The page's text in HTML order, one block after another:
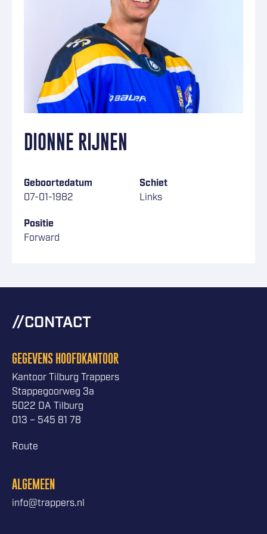
DIONNE RIJNEN
Geboortedatum
07-01-1982
Schiet
Links
Positie
Forward
CONTACT
GEGEVENS HOOFDKANTOOR
Kantoor Tilburg Trappers
Stappegoorweg 3a
5022 DA Tilburg
013 – 545 81 78
Route
ALGEMEEN
info@trappers.nl